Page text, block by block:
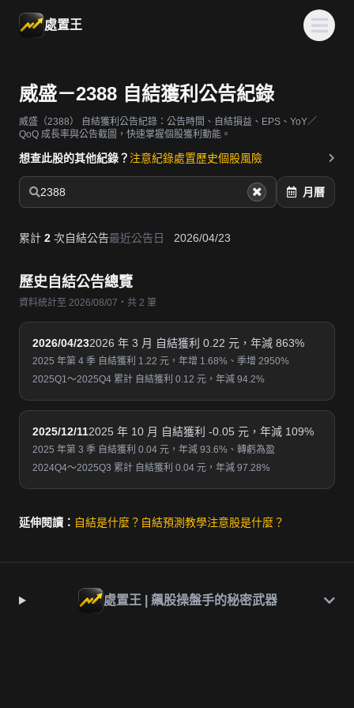
處置王
威盛－2388 自結獲利公告紀錄
威盛（2388）
自結獲利公告紀錄：公告時間、自結損益、EPS、YoY／
QoQ 成長率與公告截圖，快速掌握個股獲利動能。
想查此股的其他紀錄？ 注意紀錄處置歷史個股風險
2388 月曆
累計 2 次自結公告最近公告日 2026/04/23
歷史自結公告總覽
資料統計至 2026/08/07・共 2 筆
2026/04/232026 年 3 月 自結獲利 0.22 元，年減 863%
2025 年第 4 季 自結獲利 1.22 元，年增 1.68%、季增 2950%
2025Q1～2025Q4 累計 自結獲利 0.12 元，年減 94.2%
2025/12/112025 年 10 月 自結獲利 -0.05 元，年減 109%
2025 年第 3 季 自結獲利 0.04 元，年減 93.6%、轉虧為盈
2024Q4～2025Q3 累計 自結獲利 0.04 元，年減 97.28%
延伸閱讀： 自結是什麼？ 自結預測教學注意股是什麼？
處置王 | 飆股操盤手的秘密武器